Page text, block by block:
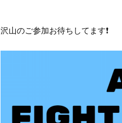
沢山のご参加お待ちしてます❗